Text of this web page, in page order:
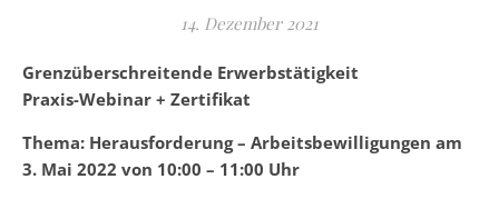
14. Dezember 2021
Grenzüberschreitende Erwerbstätigkeit
Praxis-Webinar + Zertifikat
Thema: Herausforderung – Arbeitsbewilligungen am
3. Mai 2022 von 10:00 – 11:00 Uhr